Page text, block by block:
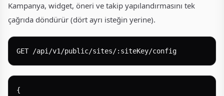
Kampanya, widget, öneri ve takip yapılandırmasını tek
çağrıda döndürür (dört ayrı isteğin yerine).
{